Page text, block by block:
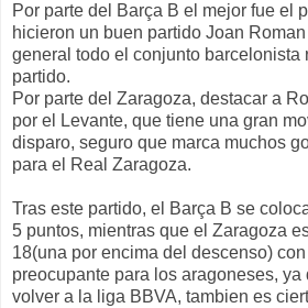
Por parte del Barça B el mejor fue el
hicieron un buen partido Joan
general todo el conjunto barcelonista
partido.
Por parte del Zaragoza, destacar a
por el Levante, que tiene una gran
disparo, seguro que marca muchos
para el Real Zaragoza.
Tras este partido, el Barça B se
5 puntos, mientras que el Zaragoza
18(una por encima del descenso)
preocupante para los aragoneses,
volver a la liga BBVA, tambien es